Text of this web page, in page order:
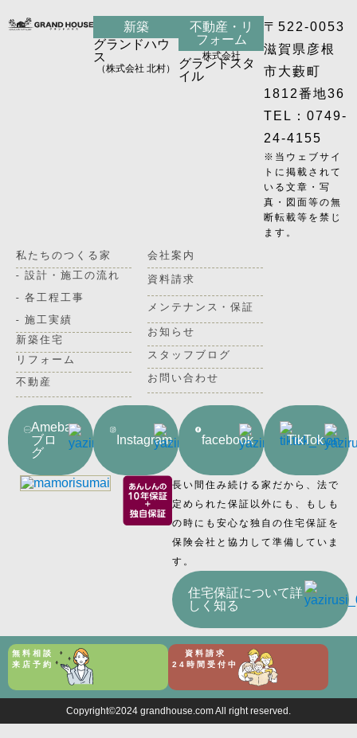
新築
グランドハウ
ス
（株式会社 北村）
不動産・リ
フォーム
株式会社
グランドスタ
イル
〒522-0053
滋賀県彦根
市大藪町
1812番地36
TEL：0749-
24-4155
※当ウェブサイ
トに掲載されて
いる文章・写
真・図面等の無
断転載等を禁じ
ます。
私たちのつくる家
- 設計・施工の流れ
- 各工程工事
- 施工実績
新築住宅
リフォーム
不動産
会社案内
資料請求
メンテナンス・保証
お知らせ
スタッフブログ
お問い合わせ
Ameba
ブロ
グ
Instagram facebook TikTok
長い間住み続ける家だから、法で
定められた保証以外にも、もしも
の時にも安心な独自の住宅保証を
保険会社と協力して準備していま
す。
住宅保証について詳
しく知る
無料相談
来店予約
資料請求
24時間受付中
Copyright©2024 grandhouse.com All right reserved.